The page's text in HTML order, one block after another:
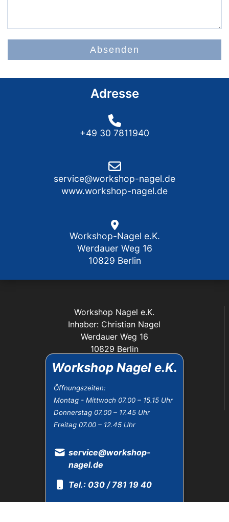
Workshop Nagel e.K.
Öffnungszeiten:
Montag - Mittwoch 07.00 – 15.15 Uhr
Donnerstag 07.00 – 17.45 Uhr
Freitag 07.00 – 12.45 Uhr
service@workshop-
nagel.de
Tel.: 030 / 781 19 40
Absenden
Adresse
+49 30 7811940
service@workshop-nagel.de
www.workshop-nagel.de
Workshop-Nagel e.K.
Werdauer Weg 16
10829 Berlin
Workshop Nagel e.K.
Inhaber: Christian Nagel
Werdauer Weg 16
10829 Berlin
service@workshop-nagel.de
Tel.: 030 / 781 19 40
Fax: 030 / 784 30 40
Das Unternehmen:
Datenschutz
Impressum
AGB